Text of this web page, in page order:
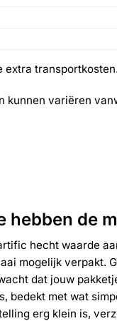
extra transportkosten.
kunnen variëren
hebben de
hecht waarde
mogelijk verpakt.
dat jouw
bedekt met wat
erg klein is,